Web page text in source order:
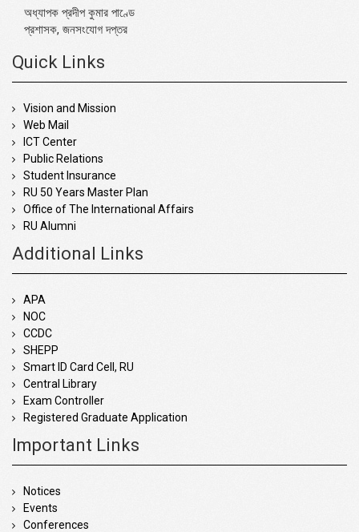
অধ্যাপক প্রদীপ কুমার পাণ্ডে
প্রশাসক, জনসংযোগ দপ্তর
Quick Links
Vision and Mission
Web Mail
ICT Center
Public Relations
Student Insurance
RU 50 Years Master Plan
Office of The International Affairs
RU Alumni
Additional Links
APA
NOC
CCDC
SHEPP
Smart ID Card Cell, RU
Central Library
Exam Controller
Registered Graduate Application
Important Links
Notices
Events
Conferences